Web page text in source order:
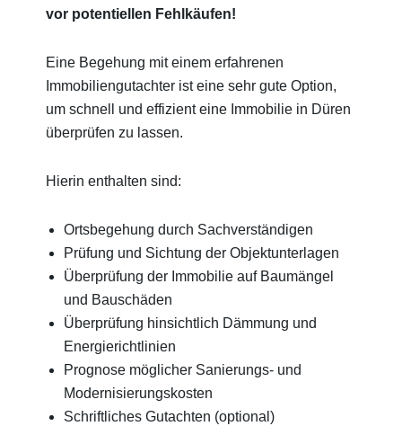
vor potentiellen Fehlkäufen!
Eine Begehung mit einem erfahrenen
Immobiliengutachter ist eine sehr gute Option,
um schnell und effizient eine Immobilie in Düren
überprüfen zu lassen.
Hierin enthalten sind:
Ortsbegehung durch Sachverständigen
Prüfung und Sichtung der Objektunterlagen
Überprüfung der Immobilie auf Baumängel
und Bauschäden
Überprüfung hinsichtlich Dämmung und
Energierichtlinien
Prognose möglicher Sanierungs- und
Modernisierungskosten
Schriftliches Gutachten (optional)